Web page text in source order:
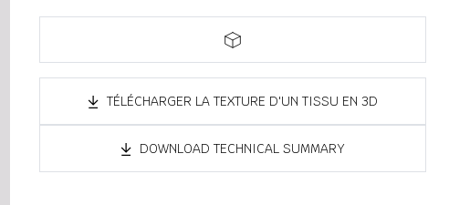
TÉLÉCHARGER LA TEXTURE D'UN TISSU EN 3D
DOWNLOAD TECHNICAL SUMMARY